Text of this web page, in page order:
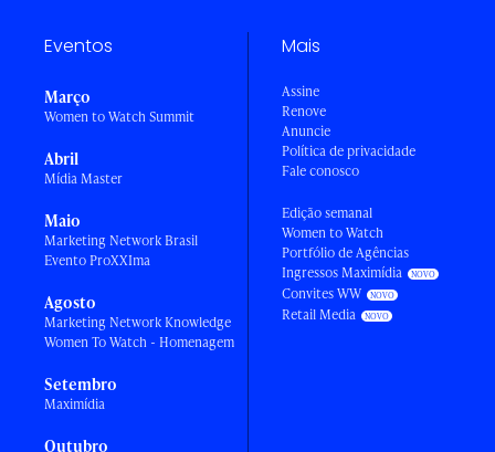
Eventos
Março
Women to Watch Summit
Abril
Mídia Master
Maio
Marketing Network Brasil
Evento ProXXIma
Agosto
Marketing Network Knowledge
Women To Watch - Homenagem
Setembro
Maximídia
Outubro
Mais
Assine
Renove
Anuncie
Política de privacidade
Fale conosco
Edição semanal
Women to Watch
Portfólio de Agências
Ingressos Maximídia
Convites WW
Retail Media